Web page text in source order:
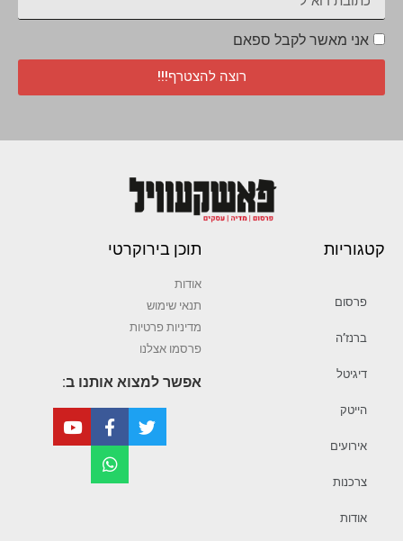
אני מאשר לקבל ספאם
רוצה להצטרף!!!
קטגוריות
פרסום
ברנז’ה
דיגיטל
הייטק
אירועים
צרכנות
אודות
תוכן בירוקרטי
אודות
תנאי שימוש
מדיניות פרטיות
פרסמו אצלנו
אפשר למצוא אותנו ב: